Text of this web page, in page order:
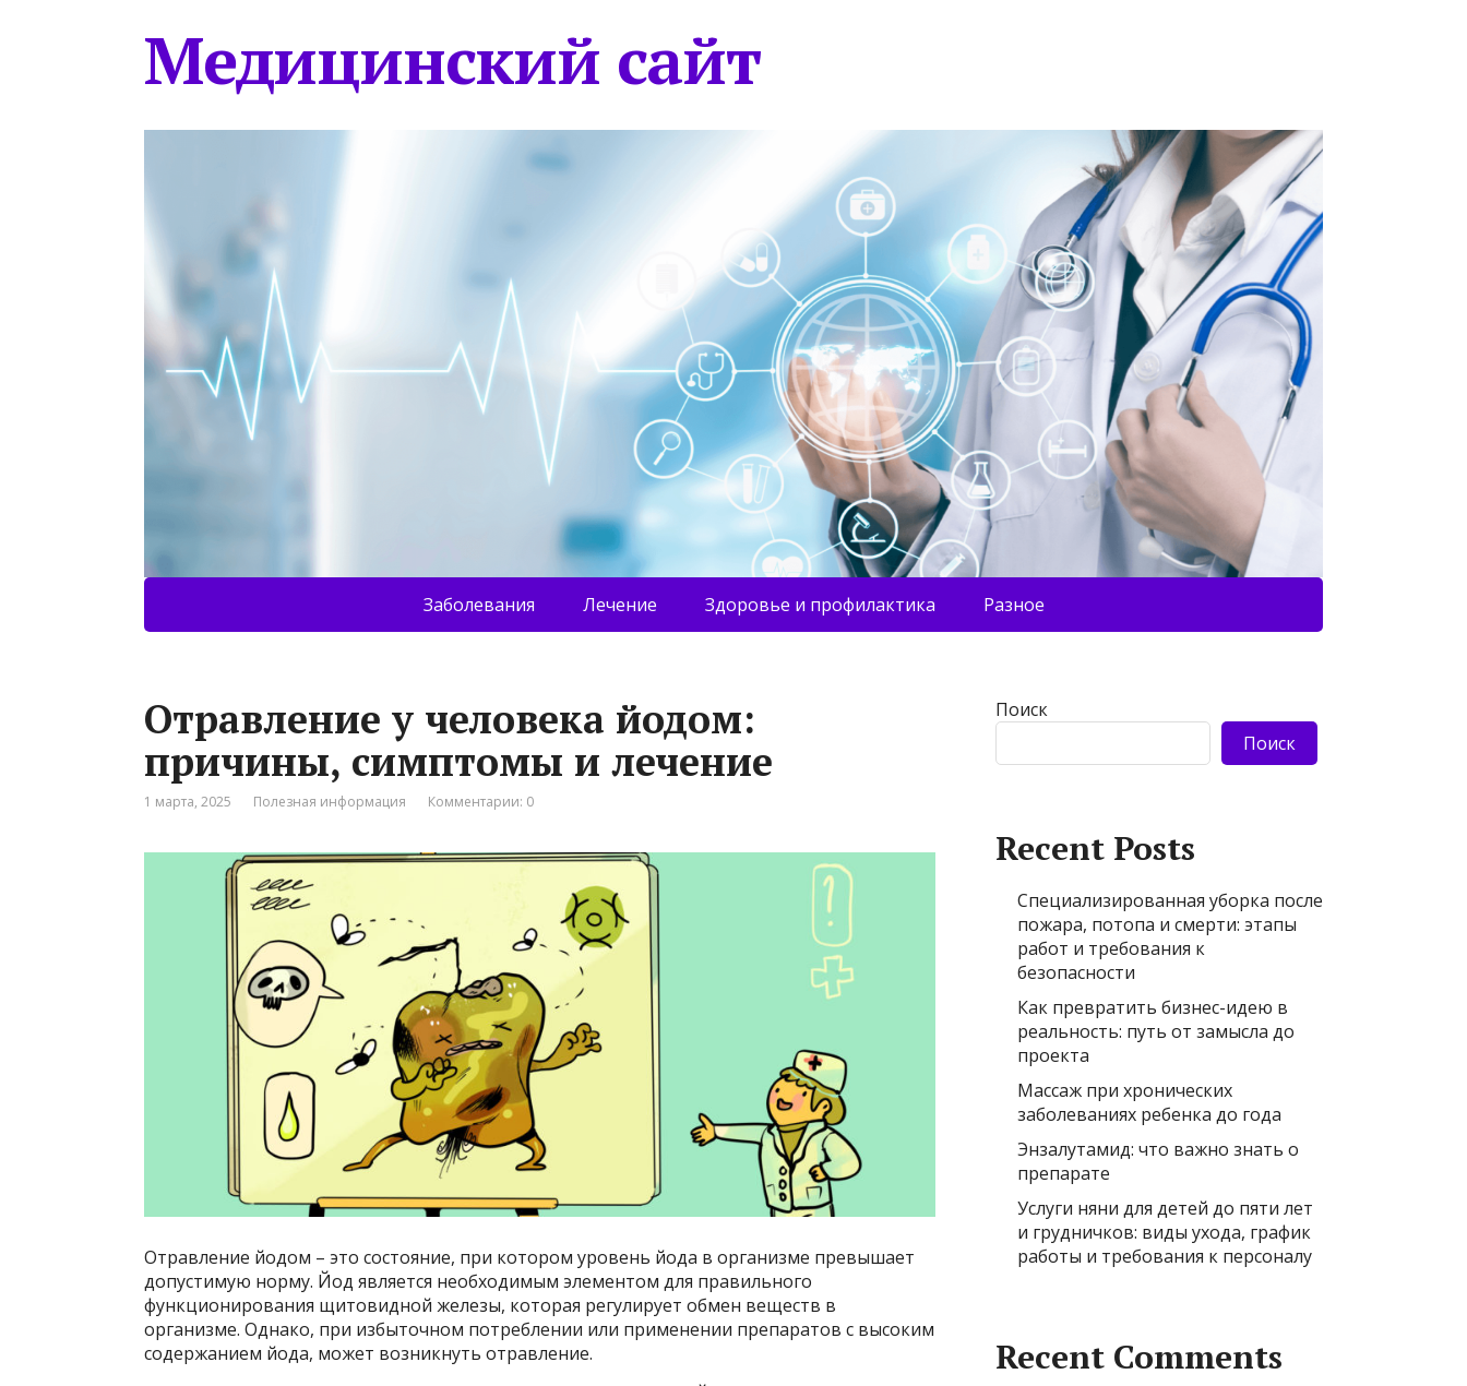
Медицинский сайт
Заболевания Лечение Здоровье и профилактика Разное
Отравление у человека йодом:
причины, симптомы и лечение
1 марта, 2025 Полезная информация Комментарии: 0
Отравление йодом – это состояние, при котором уровень йода в организме превышает
допустимую норму. Йод является необходимым элементом для правильного
функционирования щитовидной железы, которая регулирует обмен веществ в
организме. Однако, при избыточном потреблении или применении препаратов с высоким
содержанием йода, может возникнуть отравление.
Поиск
Поиск
Recent Posts
Специализированная уборка после
пожара, потопа и смерти: этапы
работ и требования к
безопасности
Как превратить бизнес-идею в
реальность: путь от замысла до
проекта
Массаж при хронических
заболеваниях ребенка до года
Энзалутамид: что важно знать о
препарате
Услуги няни для детей до пяти лет
и грудничков: виды ухода, график
работы и требования к персоналу
Recent Comments